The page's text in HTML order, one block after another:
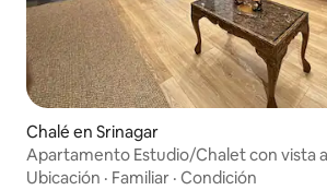
Chalé en Srinagar
Apartamento Estudio/Chalet con vista
montaña
Ubicación · Familiar · Condición